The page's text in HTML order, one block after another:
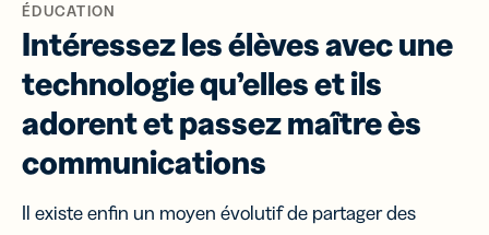
ÉDUCATION
Intéressez les élèves avec une
technologie qu’elles et ils
adorent et passez maître ès
communications
Il existe enfin un moyen évolutif de partager des